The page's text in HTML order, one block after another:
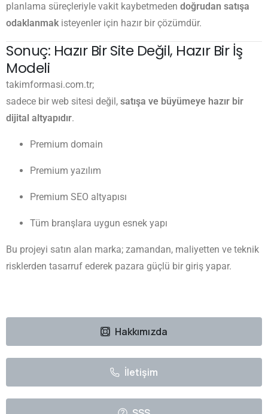
planlama süreçleriyle vakit kaybetmeden doğrudan satışa
odaklanmakisteyenler için hazır bir çözümdür.
Sonuç: Hazır Bir Site Değil, Hazır Bir İş
Modeli
takimformasi.com.tr;
sadece bir web sitesi değil, satışa ve büyümeye hazır bir
dijital altyapıdır.
Premium domain
Premium yazılım
Premium SEO altyapısı
Tüm branşlara uygun esnek yapı
Bu projeyi satın alan marka; zamandan, maliyetten ve teknik
risklerden tasarruf ederek pazara güçlü bir giriş yapar.
Hakkımızda
İletişim